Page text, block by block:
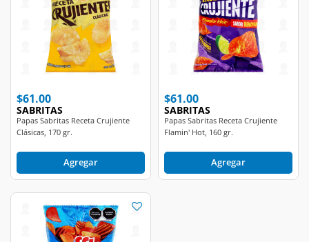
$61.00
SABRITAS
Papas Sabritas Receta Crujiente
Clásicas, 170 gr.
Agregar
$61.00
SABRITAS
Papas Sabritas Receta Crujiente
Flamin' Hot, 160 gr.
Agregar